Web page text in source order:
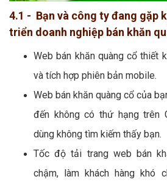
4.1 - Bạn và công ty đang gặp
triển doanh nghiệp bán khăn
Web bán khăn quàng cổ thiết
và tích hợp phiên bản mobile.
Web bán khăn quàng cổ của
đến không có thứ hạng trên
dùng không tìm kiếm thấy bạn.
Tốc độ tải trang web bán
chậm, làm khách hàng khó